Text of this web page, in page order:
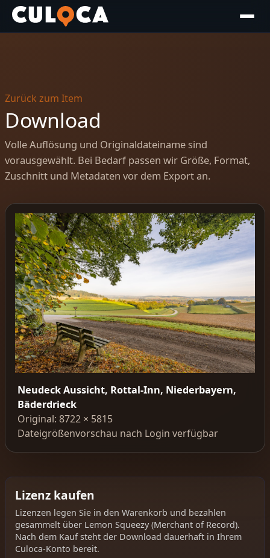
Zurück zum Item
Download
Volle Auflösung und Originaldateiname sind
vorausgewählt. Bei Bedarf passen wir Größe, Format,
Zuschnitt und Metadaten vor dem Export an.
Neudeck Aussicht, Rottal-Inn, Niederbayern,
Bäderdrieck
Original: 8722 × 5815
Dateigrößenvorschau nach Login verfügbar
Lizenz kaufen
Lizenzen legen Sie in den Warenkorb und bezahlen
gesammelt über Lemon Squeezy (Merchant of Record).
Nach dem Kauf steht der Download dauerhaft in Ihrem
Culoca-Konto bereit.